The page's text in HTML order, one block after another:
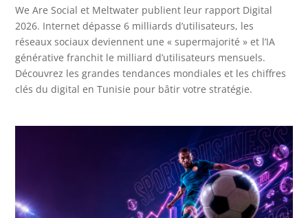
We Are Social et Meltwater publient leur rapport Digital
2026. Internet dépasse 6 milliards d’utilisateurs, les
réseaux sociaux deviennent une « supermajorité » et l’IA
générative franchit le milliard d’utilisateurs mensuels.
Découvrez les grandes tendances mondiales et les chiffres
clés du digital en Tunisie pour bâtir votre stratégie.